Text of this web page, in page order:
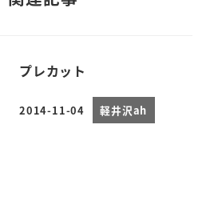
プレカット
投稿日
2014-11-04 軽井沢ah